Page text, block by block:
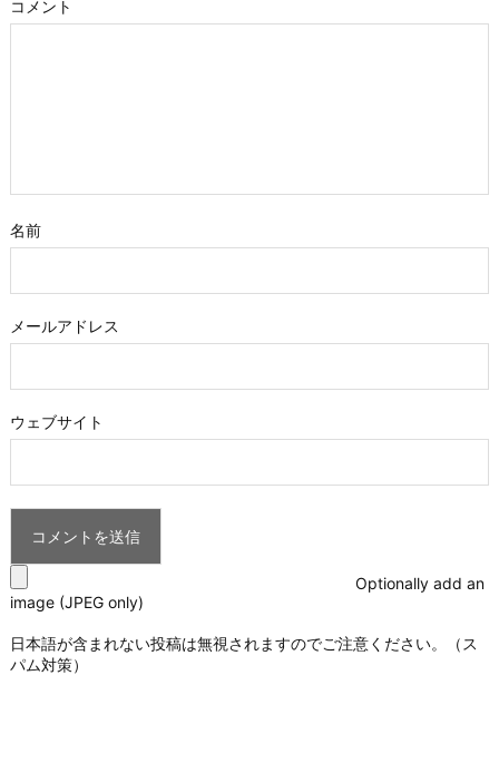
コメント
名前
メールアドレス
ウェブサイト
Optionally add an
image (JPEG only)
日本語が含まれない投稿は無視されますのでご注意ください。（ス
パム対策）